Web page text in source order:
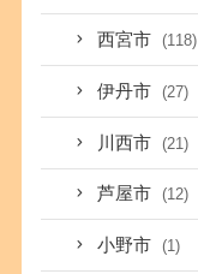
西宮市 (118)
伊丹市 (27)
川西市 (21)
芦屋市 (12)
小野市 (1)